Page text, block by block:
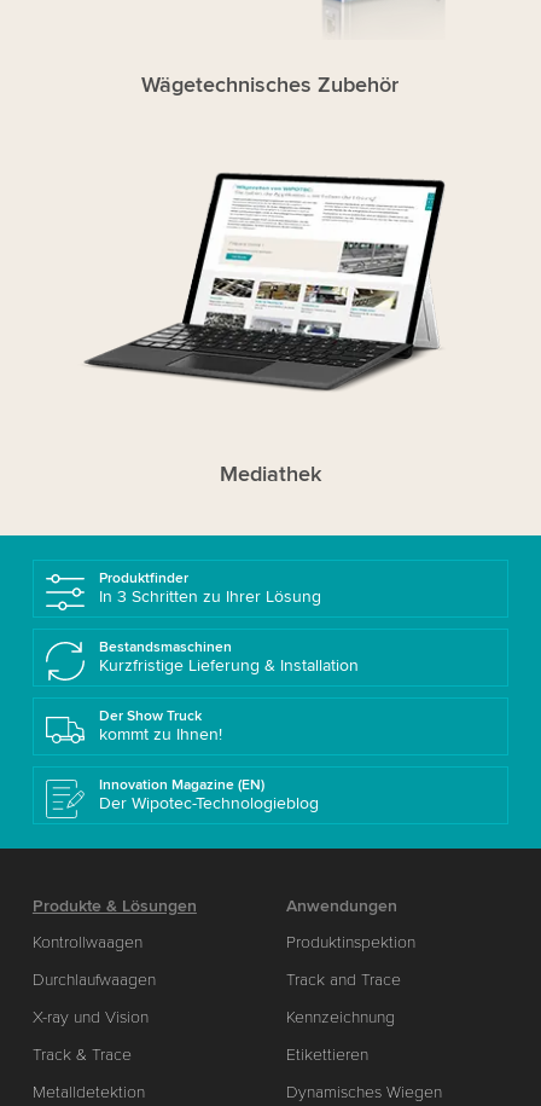
Wägetechnisches Zubehör
Mediathek
Produktfinder
In 3 Schritten zu Ihrer Lösung
Bestandsmaschinen
Kurzfristige Lieferung & Installation
Der Show Truck
kommt zu Ihnen!
Innovation Magazine (EN)
Der Wipotec-Technologieblog
Produkte & Lösungen
Kontrollwaagen
Durchlaufwaagen
X-ray und Vision
Track & Trace
Metalldetektion
Anwendungen
Produktinspektion
Track and Trace
Kennzeichnung
Etikettieren
Dynamisches Wiegen